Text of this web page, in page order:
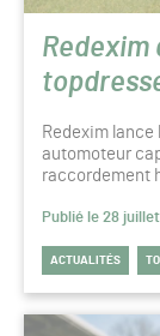
Redexim
Redexim
automoteur
raccordement
Publié le 28
ACTUALITÉS